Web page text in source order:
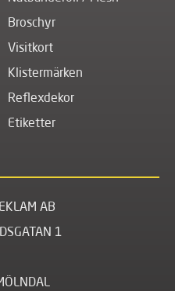
Broschyr
Visitkort
Klistermärken
Reflexdekor
Etiketter
AB
1